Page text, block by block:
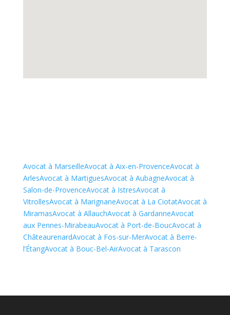
Avocat à MarseilleAvocat à Aix-en-ProvenceAvocat à
ArlesAvocat à MartiguesAvocat à AubagneAvocat à
Salon-de-ProvenceAvocat à IstresAvocat à
VitrollesAvocat à MarignaneAvocat à La CiotatAvocat à
MiramasAvocat à AllauchAvocat à GardanneAvocat
aux Pennes-MirabeauAvocat à Port-de-BoucAvocat à
ChâteaurenardAvocat à Fos-sur-MerAvocat à Berre-
l’ÉtangAvocat à Bouc-Bel-AirAvocat à Tarascon